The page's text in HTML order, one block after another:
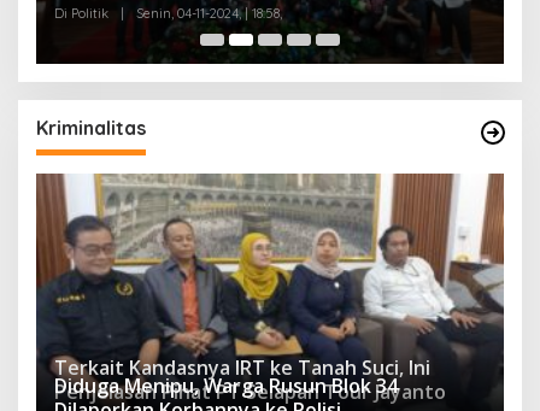
Di Politik | Senin, 04-11-2024, | 18:58,
Kriminalitas
Terkait Kandasnya IRT ke Tanah Suci, Ini
Penjelasan Pihat PT Selapan Tour Jayanto
Diduga Menipu, Warga Rusun Blok 34